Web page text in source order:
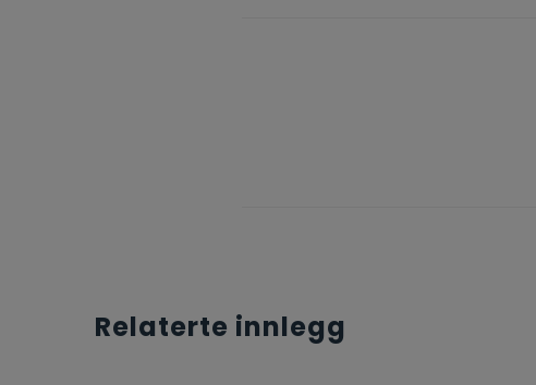
Relaterte innlegg